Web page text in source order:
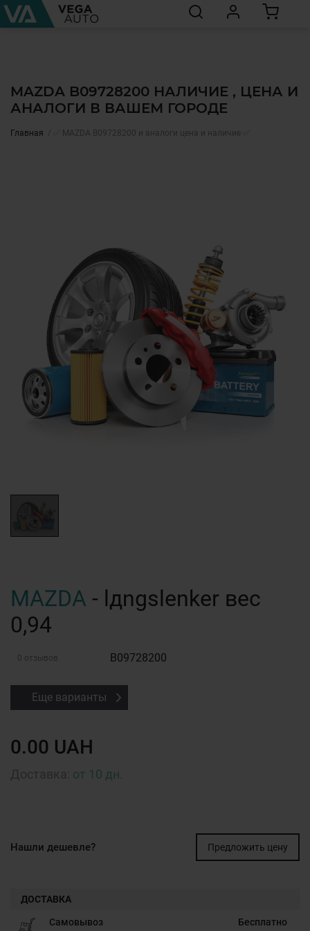
MAZDA B09728200 НАЛИЧИЕ , ЦЕНА И
АНАЛОГИ В ВАШЕМ ГОРОДЕ
Главная ✅ MAZDA B09728200 и аналоги цена и наличие ✅
MAZDA - lдngslenker вес
0,94
0 отзывов B09728200
Еще варианты
0.00 UAH
от 10 дн.
Нашли дешевле? Предложить цену
ДОСТАВКА
Самовывоз Бесплатно